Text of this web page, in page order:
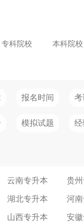
专科院校 本科院校
报名时间 考
模拟试题 经
云南专升本 贵
湖北专升本 河
山西专升本 安